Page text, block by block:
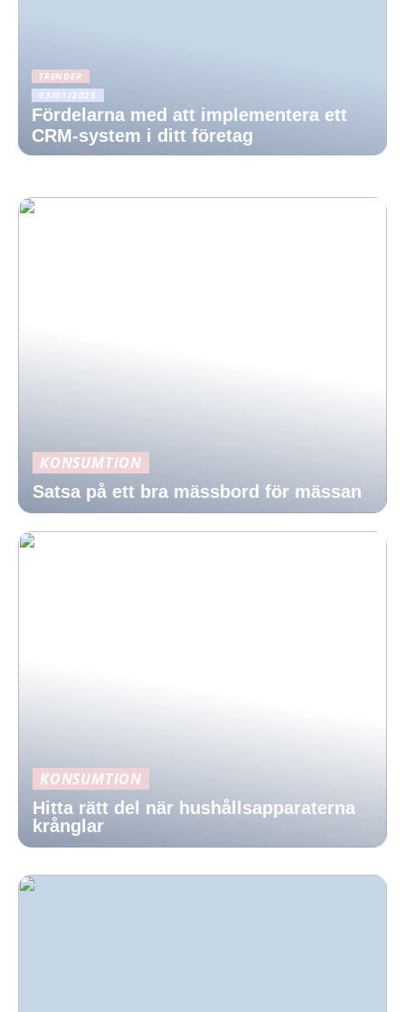
TRENDER
03/01/2025
Fördelarna med att implementera ett
CRM-system i ditt företag
KONSUMTION
Satsa på ett bra mässbord för mässan
KONSUMTION
Hitta rätt del när hushållsapparaterna
krånglar